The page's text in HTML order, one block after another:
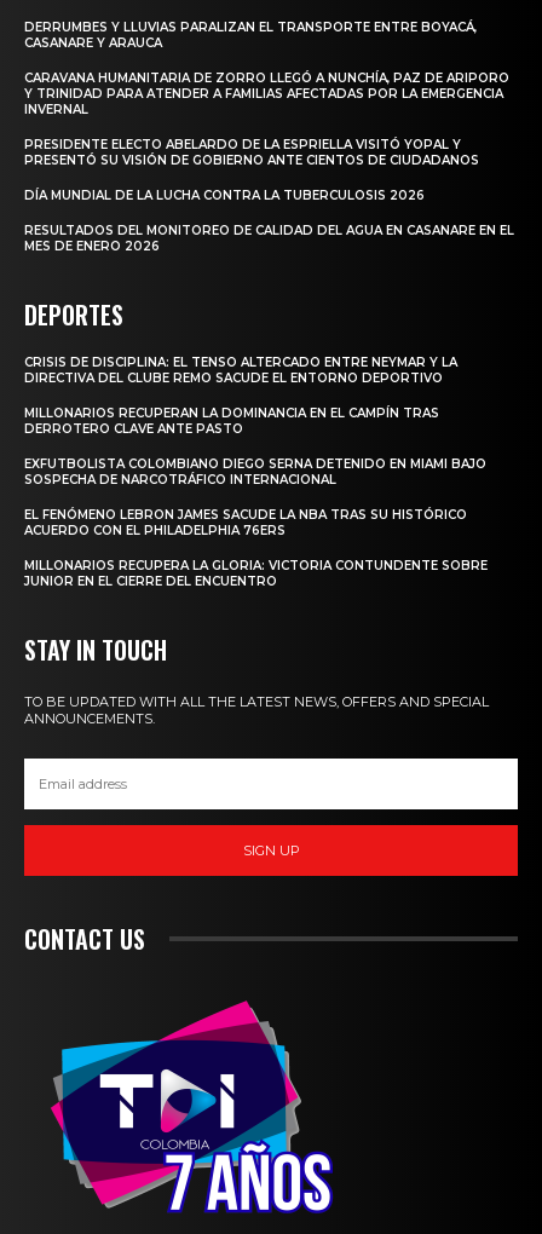
DERRUMBES Y LLUVIAS PARALIZAN EL TRANSPORTE ENTRE BOYACÁ,
CASANARE Y ARAUCA
CARAVANA HUMANITARIA DE ZORRO LLEGÓ A NUNCHÍA, PAZ DE ARIPORO
Y TRINIDAD PARA ATENDER A FAMILIAS AFECTADAS POR LA EMERGENCIA
INVERNAL
PRESIDENTE ELECTO ABELARDO DE LA ESPRIELLA VISITÓ YOPAL Y
PRESENTÓ SU VISIÓN DE GOBIERNO ANTE CIENTOS DE CIUDADANOS
DÍA MUNDIAL DE LA LUCHA CONTRA LA TUBERCULOSIS 2026
RESULTADOS DEL MONITOREO DE CALIDAD DEL AGUA EN CASANARE EN EL
MES DE ENERO 2026
DEPORTES
CRISIS DE DISCIPLINA: EL TENSO ALTERCADO ENTRE NEYMAR Y LA
DIRECTIVA DEL CLUBE REMO SACUDE EL ENTORNO DEPORTIVO
MILLONARIOS RECUPERAN LA DOMINANCIA EN EL CAMPÍN TRAS
DERROTERO CLAVE ANTE PASTO
EXFUTBOLISTA COLOMBIANO DIEGO SERNA DETENIDO EN MIAMI BAJO
SOSPECHA DE NARCOTRÁFICO INTERNACIONAL
EL FENÓMENO LEBRON JAMES SACUDE LA NBA TRAS SU HISTÓRICO
ACUERDO CON EL PHILADELPHIA 76ERS
MILLONARIOS RECUPERA LA GLORIA: VICTORIA CONTUNDENTE SOBRE
JUNIOR EN EL CIERRE DEL ENCUENTRO
STAY IN TOUCH
TO BE UPDATED WITH ALL THE LATEST NEWS, OFFERS AND SPECIAL
ANNOUNCEMENTS.
SIGN UP
CONTACT US